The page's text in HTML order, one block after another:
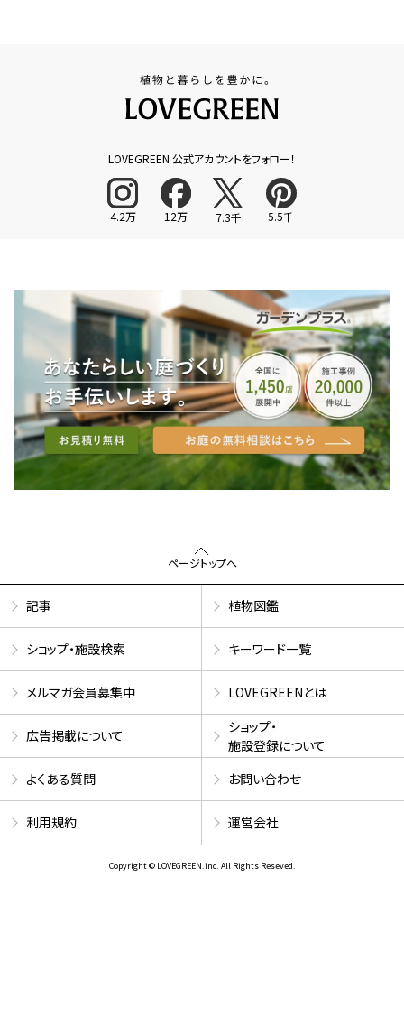
LOVEGREEN 公式アカウントをフォロー！
4.2万 12万 7.3千 5.5千
ページトップへ
記事 植物図鑑
ショップ・施設検索 キーワード一覧
メルマガ会員募集中 LOVEGREENとは
広告掲載について
ショップ・
施設登録について
よくある質問
お問い合わせ
利用規約 運営会社
Copyright © LOVEGREEN.inc. All Rights Reseved.